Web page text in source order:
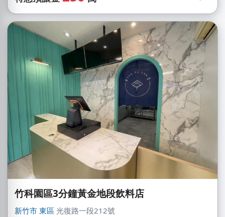
竹科園區3分鐘黃金地段飲料店
新竹市 東區 光復路一段212號